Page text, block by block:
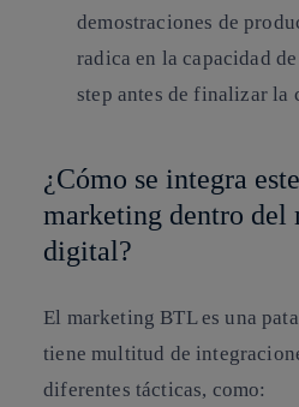
demostraciones de
radica en la capacidad
step antes de finalizar la
¿Cómo se integra
marketing dentro del
digital?
El marketing BTL es una
tiene multitud de
diferentes tácticas, como: